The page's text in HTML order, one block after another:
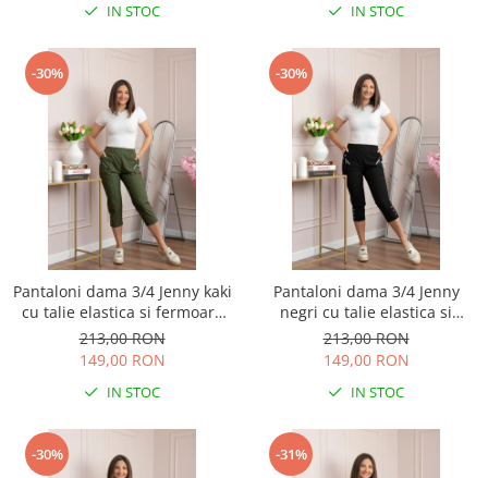
IN STOC IN STOC
-30%
Pantaloni dama 3/4 Jenny kaki
cu talie elastica si fermoare
decorative
213,00 RON
149,00 RON
IN STOC
-30%
Pantaloni dama 3/4 Jenny
negri cu talie elastica si
fermoare decorative
213,00 RON
149,00 RON
IN STOC
-30% -31%